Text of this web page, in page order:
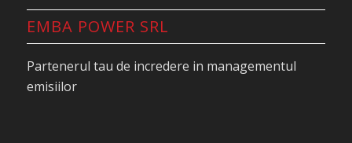
surse regenerabile, ceea ce a impus o dependenta
mai mare de energia termica disponibila la cerere”,
15% a productiei hidro si de 10% a celei eoliene in
acelasi interval.
EMBA POWER SRL
Partenerul tau de incredere in managementul
emisiilor